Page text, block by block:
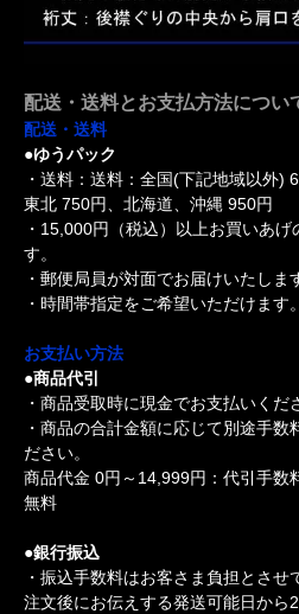
配送・送料とお支払方法につい
配送・送料
●ゆうパック
・送料：送料：全国(下記地域以外)
東北 750円、北海道、沖縄 950円
・15,000円（税込）以上お買いあ
す。
・郵便局員が対面でお届けいたしま
・時間帯指定をご希望いただけます。
お支払い方法
●商品代引
・商品受取時に現金でお支払いくだ
・商品の合計金額に応じて別途手数
ださい。
商品代金 0円～14,999円：代引手数
無料
●銀行振込
・振込手数料はお客さま負担とさ
注文後にお伝えする発送可能日から